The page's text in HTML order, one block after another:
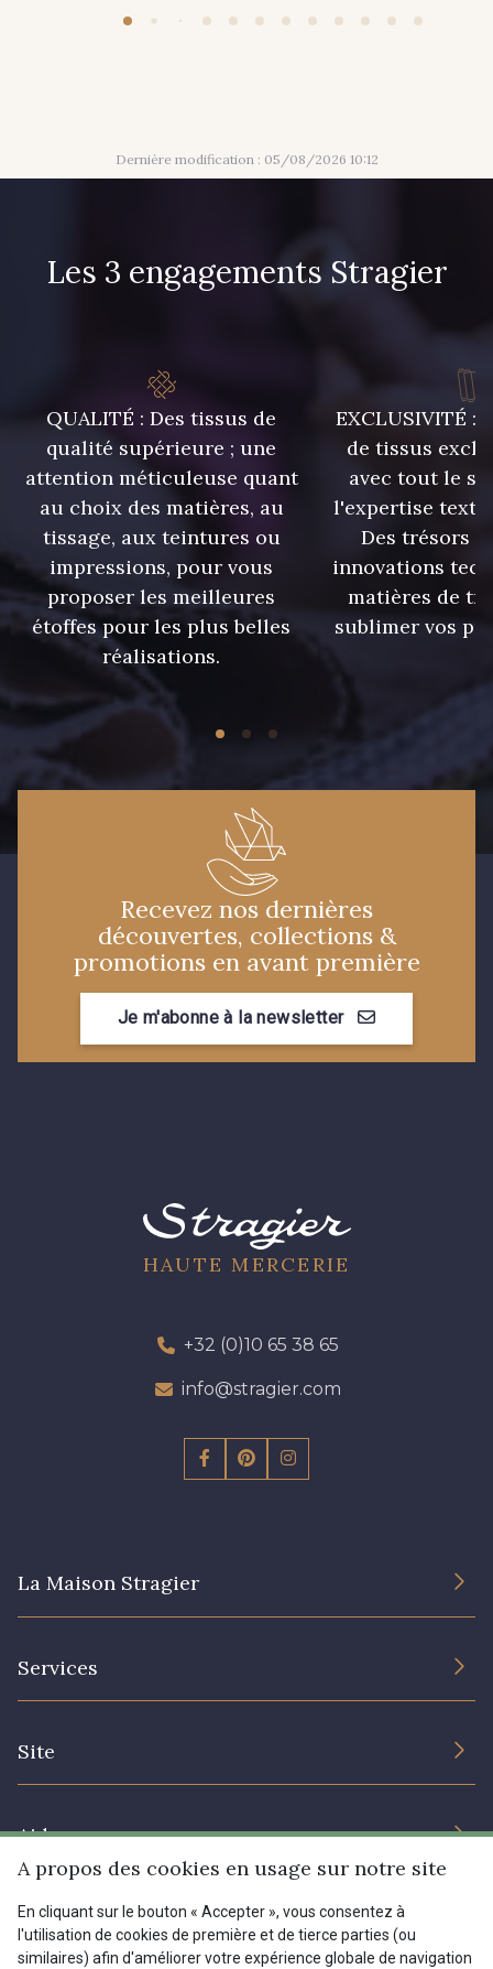
Dernière modification : 05/08/2026 10:12
Les 3 engagements Stragier
QUALITÉ : Des tissus de
qualité supérieure ; une
attention méticuleuse quant
au choix des matières, au
tissage, aux teintures ou
impressions, pour vous
proposer les meilleures
étoffes pour les plus belles
réalisations.
EXCLUSIVITÉ :
de tissus
avec tout le
l'expertise
Des trésors
innovations
matières de
sublimer vos
Recevez nos dernières
découvertes, collections &
promotions en avant première
Je m'abonne à la newsletter
HAUTE MERCERIE
+32 (0)10 65 38 65
info@stragier.com
La Maison Stragier
Services
Site
Prix réduits
Aide
Livraison : France, Belgique, International
Retours & réclamations
Menu
A propos des cookies en usage sur notre site
En cliquant sur le bouton « Accepter », vous consentez à
l'utilisation de cookies de première et de tierce parties (ou
similaires) afin d'améliorer votre expérience globale de navigation